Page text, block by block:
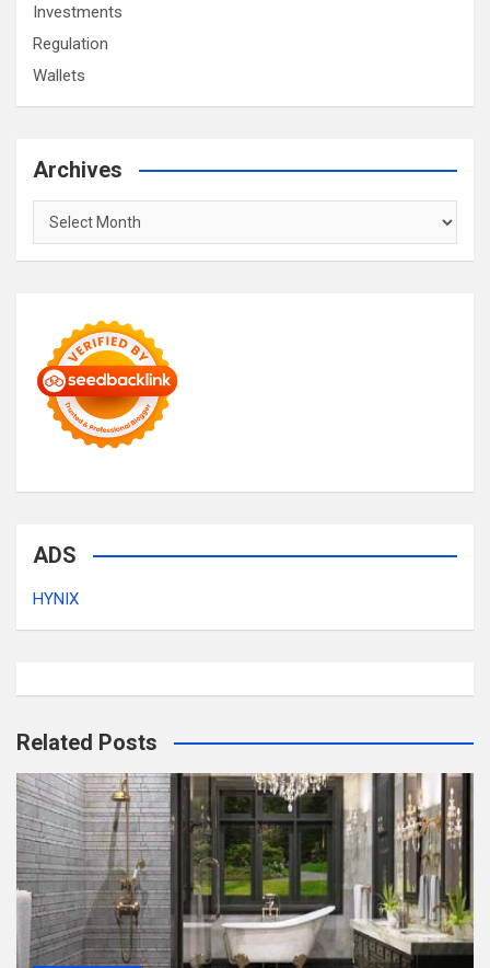
Investments
Regulation
Wallets
Archives
Archives
ADS
HYNIX
Related Posts